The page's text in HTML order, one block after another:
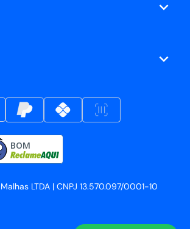
LTDA | CNPJ 13.570.097/0001-10
BOM